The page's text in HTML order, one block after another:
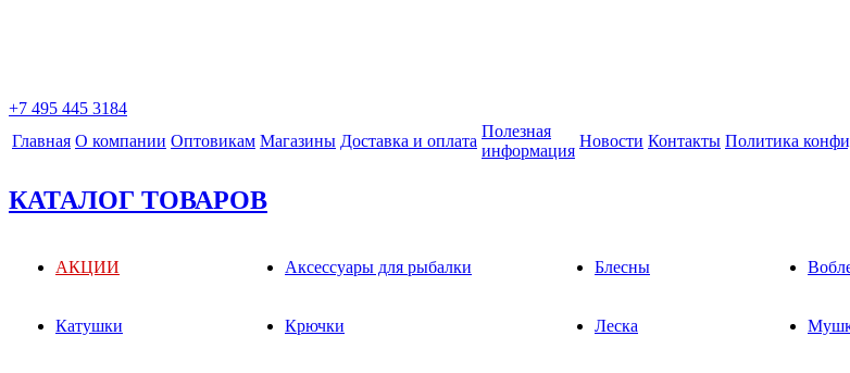
+7 495 445 3184
Главная О компании Оптовикам Магазины Доставка и оплата
Полезная
информация
Новости Контакты Политика
КАТАЛОГ ТОВАРОВ
АКЦИИ Аксессуары для рыбалки Блесны
Катушки Крючки Леска